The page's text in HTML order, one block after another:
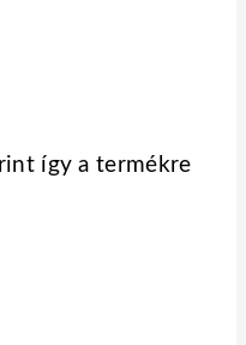
így a termékre